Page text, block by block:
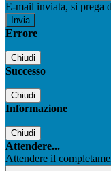
E-mail inviata, si prega
Errore
Chiudi
Successo
Chiudi
Informazione
Chiudi
Attendere...
Attendere il